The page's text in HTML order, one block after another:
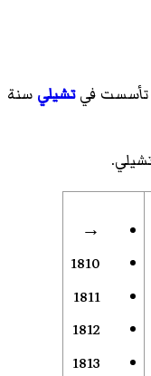
تأسست فيتشيلي سنة
.
→
1810
1811
1812
1813